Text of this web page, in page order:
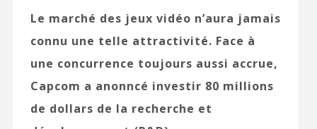
Le marché des jeux vidéo n’aura jamais
connu une telle attractivité. Face à
une concurrence toujours aussi accrue,
Capcom a anonncé investir 80 millions
de dollars de la recherche et